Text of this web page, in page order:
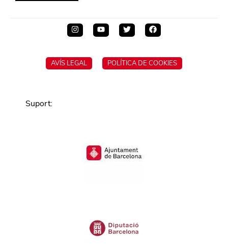
AVÍS LEGAL POLÍTICA DE COOKIES
Suport: